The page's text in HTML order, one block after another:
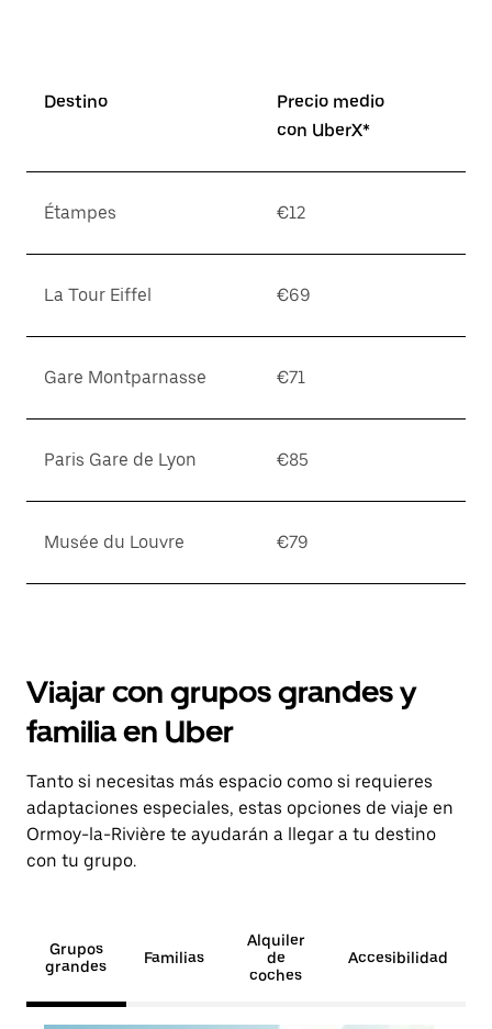
Destino
Precio medio
con UberX*
Étampes €12
La Tour Eiffel €69
Gare Montparnasse €71
Paris Gare de Lyon €85
Musée du Louvre €79
Viajar con grupos grandes y
familia en Uber
Tanto si necesitas más espacio como si requieres
adaptaciones especiales, estas opciones de viaje en
Ormoy-la-Rivière te ayudarán a llegar a tu destino
con tu grupo.
Grupos
grandes
Familias
Alquiler
de
coches
Accesibilidad